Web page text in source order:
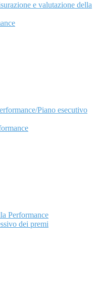
e valutazione della
Piano esecutivo
Performance
dei premi